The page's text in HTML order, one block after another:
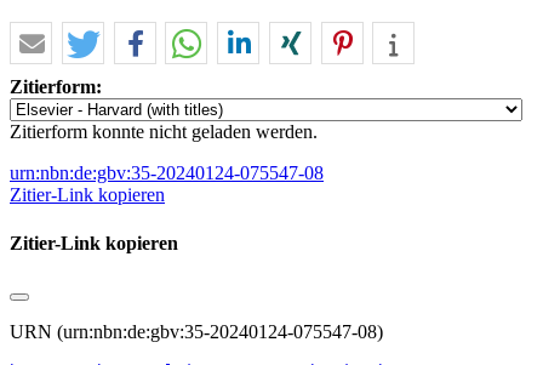
Zitierform:
Zitierform konnte nicht geladen werden.
urn:nbn:de:gbv:35-20240124-075547-08
Zitier-Link kopieren
Zitier-Link kopieren
URN (urn:nbn:de:gbv:35-20240124-075547-08)